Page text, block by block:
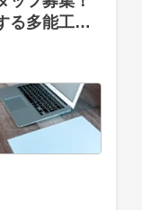
る多能工・